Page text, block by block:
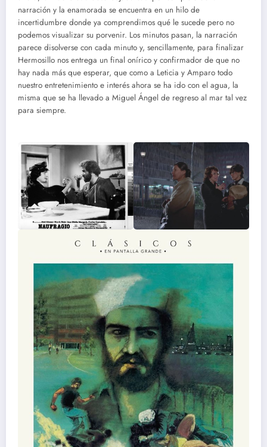
narración y la enamorada se encuentra en un hilo de
incertidumbre donde ya comprendimos qué le sucede pero no
podemos visualizar su porvenir. Los minutos pasan, la narración
parece disolverse con cada minuto y, sencillamente, para finalizar
Hermosillo nos entrega un final onírico y confirmador de que no
hay nada más que esperar, que como a Leticia y Amparo todo
nuestro entretenimiento e interés ahora se ha ido con el agua, la
misma que se ha llevado a Miguel Ángel de regreso al mar tal vez
para siempre.